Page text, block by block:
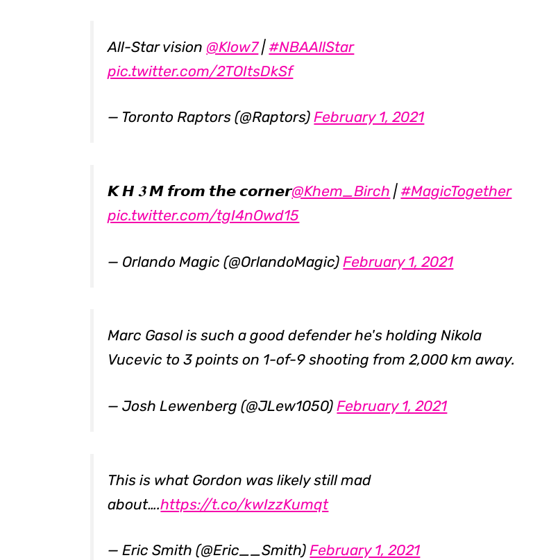
All-Star vision @Klow7| #NBAAllStar
pic.twitter.com/2TOItsDkSf
— Toronto Raptors (@Raptors)February 1, 2021
𝙆 𝙃 𝟑 𝙈 𝙛𝙧𝙤𝙢 𝙩𝙝𝙚 𝙘𝙤𝙧𝙣𝙚𝙧@Khem_Birch | #MagicTogether
pic.twitter.com/tgI4nOwd15
— Orlando Magic (@OrlandoMagic)February 1, 2021
Marc Gasol is such a good defender he's holding Nikola
Vucevic to 3 points on 1-of-9 shooting from 2,000 km away.
— Josh Lewenberg (@JLew1050)February 1, 2021
This is what Gordon was likely still mad
about….https://t.co/kwIzzKumqt
— Eric Smith (@Eric__Smith)February 1, 2021